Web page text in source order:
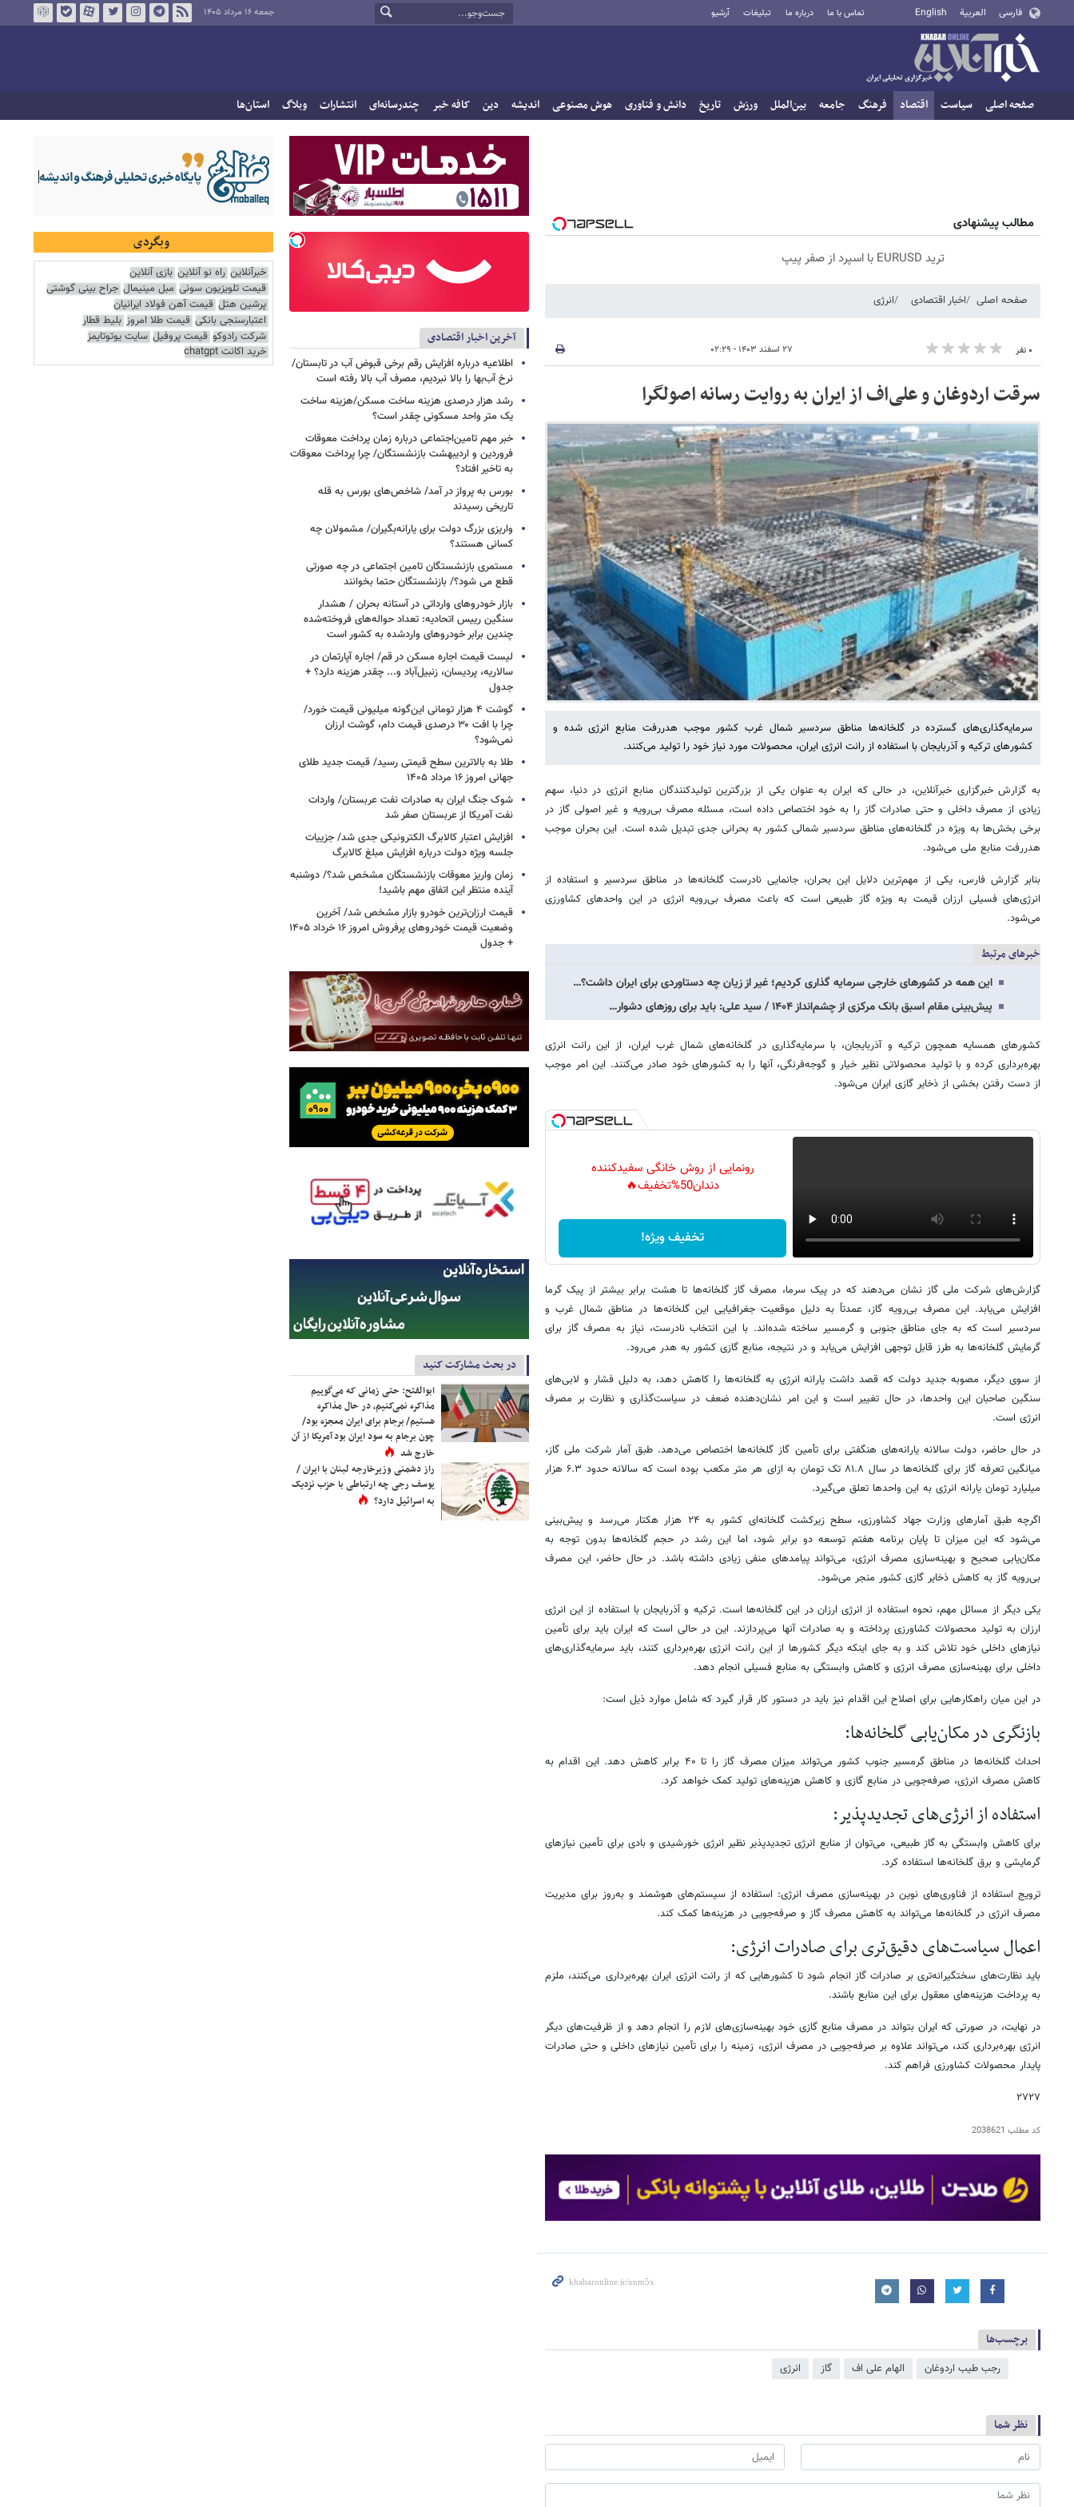
فارسی العربية English تماس با ما درباره ما تبلیغات آرشیو جمعه ۱۶ مرداد ۱۴۰۵
صفحه اصلی سیاست اقتصاد فرهنگ جامعه بین‌الملل ورزش تاریخ دانش و فناوری هوش مصنوعی اندیشه دین کافه خبر چندرسانه‌ای انتشارات وبلاگ استان‌ها
مطالب پیشنهادی
ترید EURUSD با اسپرد از صفر پیپ
صفحه اصلی اخبار اقتصادی انرژی
۰ نفر ۲۷ اسفند ۱۴۰۳ - ۰۲:۲۹
سرقت اردوغان و علی‌اف از ایران به روایت رسانه اصولگرا
سرمایه‌گذاری‌های گسترده در گلخانه‌ها مناطق سردسیر شمال غرب کشور موجب هدررفت منابع انرژی شده و
کشورهای ترکیه و آذربایجان با استفاده از رانت انرژی ایران، محصولات مورد نیاز خود را تولید می‌‎کنند.
به گزارش خبرگزاری خبرآنلاین، در حالی که ایران به عنوان یکی از بزرگترین تولیدکنندگان منابع انرژی در دنیا، سهم
زیادی از مصرف داخلی و حتی صادرات گاز را به خود اختصاص داده است، مسئله مصرف بی‌رویه و غیر اصولی گاز در
برخی بخش‌ها به ویژه در گلخانه‌های مناطق سردسیر شمالی کشور به بحرانی جدی تبدیل شده است. این بحران موجب
هدررفت منابع ملی می‌شود.
بنابر گزارش فارس، یکی از مهم‌ترین دلایل این بحران، جانمایی نادرست گلخانه‌ها در مناطق سردسیر و استفاده از
انرژی‌های فسیلی ارزان قیمت به ویژه گاز طبیعی است که باعث مصرف بی‌رویه انرژی در این واحدهای کشاورزی
می‌شود.
خبرهای مرتبط
این همه در کشورهای خارجی سرمایه گذاری کردیم؛ غیر از زیان چه دستاوردی برای ایران داشت؟…
پیش‌بینی مقام اسبق بانک مرکزی از چشم‌انداز ۱۴۰۴ / سید علی: باید برای روزهای دشوار…
کشورهای همسایه همچون ترکیه و آذربایجان، با سرمایه‌گذاری در گلخانه‌های شمال غرب ایران، از این رانت انرژی
بهره‌برداری کرده و با تولید محصولاتی نظیر خیار و گوجه‌فرنگی، آنها را به کشورهای خود صادر می‌کنند. این امر موجب
از دست رفتن بخشی از ذخایر گازی ایران می‌شود.
رونمایی از روش خانگی سفیدکننده
دندان50%تخفیف🔥
تخفیف ویژه!
گزارش‌های شرکت ملی گاز نشان می‌دهند که در پیک سرما، مصرف گاز گلخانه‌ها تا هشت برابر بیشتر از پیک گرما
افزایش می‌یابد. این مصرف بی‌رویه گاز، عمدتاً به دلیل موقعیت جغرافیایی این گلخانه‌ها در مناطق شمال غرب و
سردسیر است که به جای مناطق جنوبی و گرمسیر ساخته شده‌اند. با این انتخاب نادرست، نیاز به مصرف گاز برای
گرمایش گلخانه‌ها به طرز قابل توجهی افزایش می‌یابد و در نتیجه، منابع گازی کشور به هدر می‌رود.
از سوی دیگر، مصوبه جدید دولت که قصد داشت یارانه انرژی به گلخانه‌ها را کاهش دهد، به دلیل فشار و لابی‌های
سنگین صاحبان این واحدها، در حال تغییر است و این امر نشان‌دهنده ضعف در سیاست‌گذاری و نظارت بر مصرف
انرژی است.
در حال حاضر، دولت سالانه یارانه‌های هنگفتی برای تأمین گاز گلخانه‌ها اختصاص می‌دهد. طبق آمار شرکت ملی گاز،
میانگین تعرفه گاز برای گلخانه‌ها در سال ۸۱.۸ تک تومان به ازای هر متر مکعب بوده است که سالانه حدود ۶.۳ هزار
میلیارد تومان یارانه انرژی به این واحدها تعلق می‌گیرد.
اگرچه طبق آمارهای وزارت جهاد کشاورزی، سطح زیرکشت گلخانه‌ای کشور به ۲۴ هزار هکتار می‌رسد و پیش‌بینی
می‌شود که این میزان تا پایان برنامه هفتم توسعه دو برابر شود، اما این رشد در حجم گلخانه‌ها بدون توجه به
مکان‌یابی صحیح و بهینه‌سازی مصرف انرژی، می‌تواند پیامدهای منفی زیادی داشته باشد. در حال حاضر، این مصرف
بی‌رویه گاز به کاهش ذخایر گازی کشور منجر می‌شود.
یکی دیگر از مسائل مهم، نحوه استفاده از انرژی ارزان در این گلخانه‌ها است. ترکیه و آذربایجان با استفاده از این انرژی
ارزان به تولید محصولات کشاورزی پرداخته و به صادرات آنها می‌پردازند. این در حالی است که ایران باید برای تأمین
نیازهای داخلی خود تلاش کند و به جای اینکه دیگر کشورها از این رانت انرژی بهره‌برداری کنند، باید سرمایه‌گذاری‌های
داخلی برای بهینه‌سازی مصرف انرژی و کاهش وابستگی به منابع فسیلی انجام دهد.
در این میان راهکارهایی برای اصلاح این اقدام نیز باید در دستور کار قرار گیرد که شامل موارد ذیل است:
بازنگری در مکان‌یابی گلخانه‌ها:
احداث گلخانه‌ها در مناطق گرمسیر جنوب کشور می‌تواند میزان مصرف گاز را تا ۴۰ برابر کاهش دهد. این اقدام به
کاهش مصرف انرژی، صرفه‌جویی در منابع گازی و کاهش هزینه‌های تولید کمک خواهد کرد.
استفاده از انرژی‌های تجدیدپذیر:
برای کاهش وابستگی به گاز طبیعی، می‌توان از منابع انرژی تجدیدپذیر نظیر انرژی خورشیدی و بادی برای تأمین نیازهای
گرمایشی و برق گلخانه‌ها استفاده کرد.
ترویج استفاده از فناوری‌های نوین در بهینه‌سازی مصرف انرژی: استفاده از سیستم‌های هوشمند و به‌روز برای مدیریت
مصرف انرژی در گلخانه‌ها می‌تواند به کاهش مصرف گاز و صرفه‌جویی در هزینه‌ها کمک کند.
اعمال سیاست‌های دقیق‌تری برای صادرات انرژی:
باید نظارت‌های سختگیرانه‌تری بر صادرات گاز انجام شود تا کشورهایی که از رانت انرژی ایران بهره‌برداری می‌کنند، ملزم
به پرداخت هزینه‌های معقول برای این منابع باشند.
در نهایت، در صورتی که ایران بتواند در مصرف منابع گازی خود بهینه‌سازی‌های لازم را انجام دهد و از ظرفیت‌های دیگر
انرژی بهره‌برداری کند، می‌تواند علاوه بر صرفه‌جویی در مصرف انرژی، زمینه را برای تأمین نیازهای داخلی و حتی صادرات
پایدار محصولات کشاورزی فراهم کند.
۲۷۲۷
کد مطلب 2038621
برچسب‌ها
رجب طیب اردوغان الهام علی‌ اف گاز انرژی
نظر شما
آخرین اخبار اقتصادی
اطلاعیه درباره افزایش رقم برخی قبوض آب در تابستان/
نرخ آب‌بها را بالا نبردیم، مصرف آب بالا رفته است
رشد هزار درصدی هزینه ساخت مسکن/هزینه ساخت
یک متر واحد مسکونی چقدر است؟
خبر مهم تامین‌اجتماعی درباره زمان پرداخت معوقات
فروردین و اردیبهشت بازنشستگان/ چرا پرداخت معوقات
به تاخیر افتاد؟
بورس به پرواز در آمد/ شاخص‌های بورس به قله
تاریخی رسیدند
واریزی بزرگ دولت برای یارانه‌بگیران/ مشمولان چه
کسانی هستند؟
مستمری بازنشستگان تامین اجتماعی در چه صورتی
قطع می شود؟/ بازنشستگان حتما بخوانند
بازار خودروهای وارداتی در آستانه بحران / هشدار
سنگین رییس اتحادیه: تعداد حواله‌های فروخته‌شده
چندین برابر خودروهای واردشده به کشور است
لیست قیمت اجاره مسکن در قم/ اجاره آپارتمان در
سالاریه، پردیسان، زنبیل‌آباد و... چقدر هزینه دارد؟ +
جدول
گوشت ۴ هزار تومانی این‌گونه میلیونی قیمت خورد/
چرا با افت ۳۰ درصدی قیمت دام، گوشت ارزان
نمی‌شود؟
طلا به بالاترین سطح قیمتی رسید/ قیمت جدید طلای
جهانی امروز ۱۶ مرداد ۱۴۰۵
شوک جنگ ایران به صادرات نفت عربستان/ واردات
نفت آمریکا از عربستان صفر شد
افزایش اعتبار کالابرگ الکترونیکی جدی شد/ جزییات
جلسه ویژه دولت درباره افزایش مبلغ کالابرگ
زمان واریز معوقات بازنشستگان مشخص شد؟/ دوشنبه
آینده منتظر این اتفاق مهم باشید!
قیمت ارزان‌ترین خودرو بازار مشخص شد/ آخرین
وضعیت قیمت خودروهای پرفروش امروز ۱۶ خرداد ۱۴۰۵
+ جدول
در بحث مشارکت کنید
ابوالفتح: حتی زمانی که می‌گوییم
مذاکره نمی‌کنیم، در حال مذاکره
هستیم/ برجام برای ایران معجزه بود/
چون برجام به سود ایران بود آمریکا از آن
خارج شد
راز دشمنی وزیرخارجه لبنان با ایران /
یوسف رجی چه ارتباطی با حزب نزدیک
به اسرائیل دارد؟
وبگردی
خبرآنلاین راه نو آنلاین بازی آنلاین
قیمت تلویزیون سونی مبل مینیمال جراح بینی گوشتی
پرشین هتل قیمت آهن فولاد ایرانیان
اعتبارسنجی بانکی قیمت طلا امروز بلیط قطار
شرکت رادوکو قیمت پروفیل سایت یوتوتایمز
خرید اکانت chatgpt